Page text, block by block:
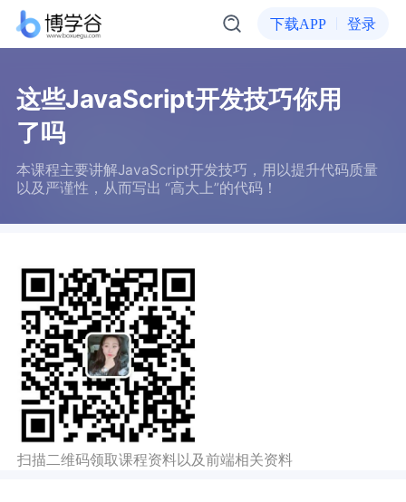
下载APP 登录
这些JavaScript开发技巧你用
了吗
本课程主要讲解JavaScript开发技巧，用以提升代码质量
以及严谨性，从而写出 “高大上”的代码！
扫描二维码领取课程资料以及前端相关资料